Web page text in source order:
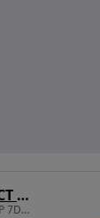
Hyundai i20 1.0 l T-GDi MHEV 100CP 7DCT 5DR Led Line
998 cm3 • 100 CP • Hyundai i20 1.0 l T-GDi MHEV 100CP 7DCT 5DR Led Line